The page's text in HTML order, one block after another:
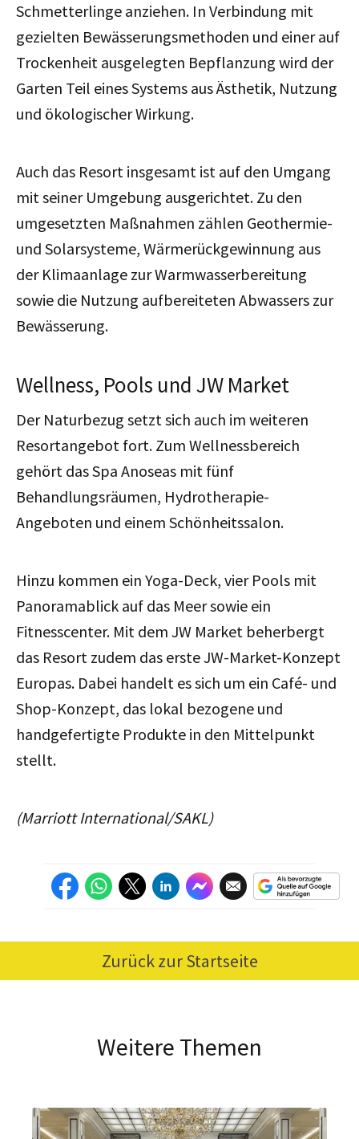
Schmetterlinge anziehen. In Verbindung mit
gezielten Bewässerungsmethoden und einer auf
Trockenheit ausgelegten Bepflanzung wird der
Garten Teil eines Systems aus Ästhetik, Nutzung
und ökologischer Wirkung.
Auch das Resort insgesamt ist auf den Umgang
mit seiner Umgebung ausgerichtet. Zu den
umgesetzten Maßnahmen zählen Geothermie-
und Solarsysteme, Wärmerückgewinnung aus
der Klimaanlage zur Warmwasserbereitung
sowie die Nutzung aufbereiteten Abwassers zur
Bewässerung.
Wellness, Pools und JW Market
Der Naturbezug setzt sich auch im weiteren
Resortangebot fort. Zum Wellnessbereich
gehört das Spa Anoseas mit fünf
Behandlungsräumen, Hydrotherapie-
Angeboten und einem Schönheitssalon.
Hinzu kommen ein Yoga-Deck, vier Pools mit
Panoramablick auf das Meer sowie ein
Fitnesscenter. Mit dem JW Market beherbergt
das Resort zudem das erste JW-Market-Konzept
Europas. Dabei handelt es sich um ein Café- und
Shop-Konzept, das lokal bezogene und
handgefertigte Produkte in den Mittelpunkt
stellt.
(Marriott International/SAKL)
Zurück zur Startseite
Weitere Themen